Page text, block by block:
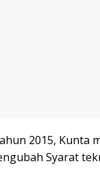
2015, Kunta
Syarat